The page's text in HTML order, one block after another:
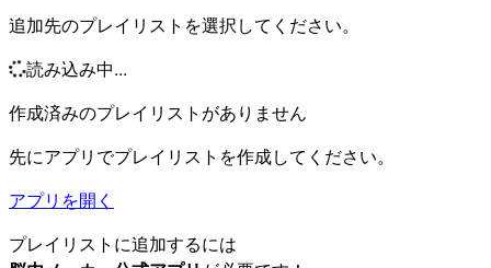
追加先のプレイリストを選択してください。
読み込み中...
作成済みのプレイリストがありません
先にアプリでプレイリストを作成してください。
アプリを開く
プレイリストに追加するには